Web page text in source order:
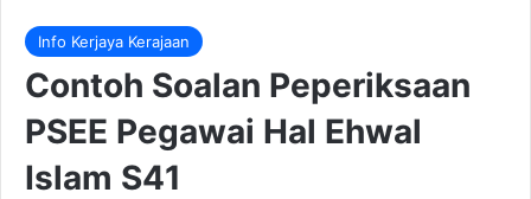
Info Kerjaya Kerajaan
Contoh Soalan Peperiksaan
PSEE Pegawai Hal Ehwal
Islam S41